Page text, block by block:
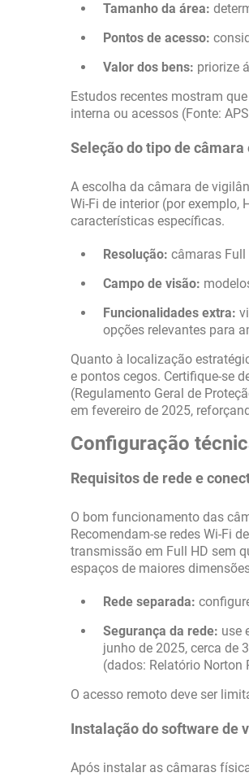
Tamanho da área:
Pontos de acesso:
Valor dos bens: priorize
Estudos recentes mostram
interna ou acessos (Fonte:
Seleção do tipo de
A escolha da câmara de
Wi-Fi de interior (por exemplo,
características específicas.
Resolução: câmaras
Campo de visão:
Funcionalidades extra:
opções relevantes para
Quanto à localização
e pontos cegos. Certifique-se
(Regulamento Geral de
em fevereiro de 2025,
Configuração
Requisitos de rede e
O bom funcionamento das
Recomendam-se redes Wi-Fi
transmissão em Full HD sem
espaços de maiores
Rede separada:
Segurança da rede: use
junho de 2025, cerca de
(dados: Relatório Norton
O acesso remoto deve ser
Instalação do software de
Após instalar as câmaras